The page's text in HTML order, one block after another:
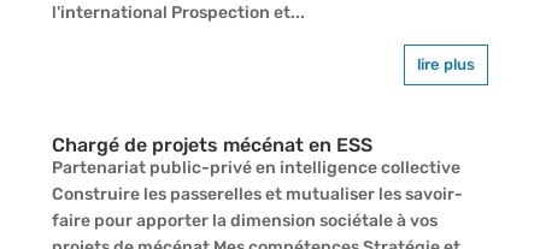
l'international Prospection et...
lire plus
Chargé de projets mécénat en ESS
Partenariat public-privé en intelligence collective
Construire les passerelles et mutualiser les savoir-
faire pour apporter la dimension sociétale à vos